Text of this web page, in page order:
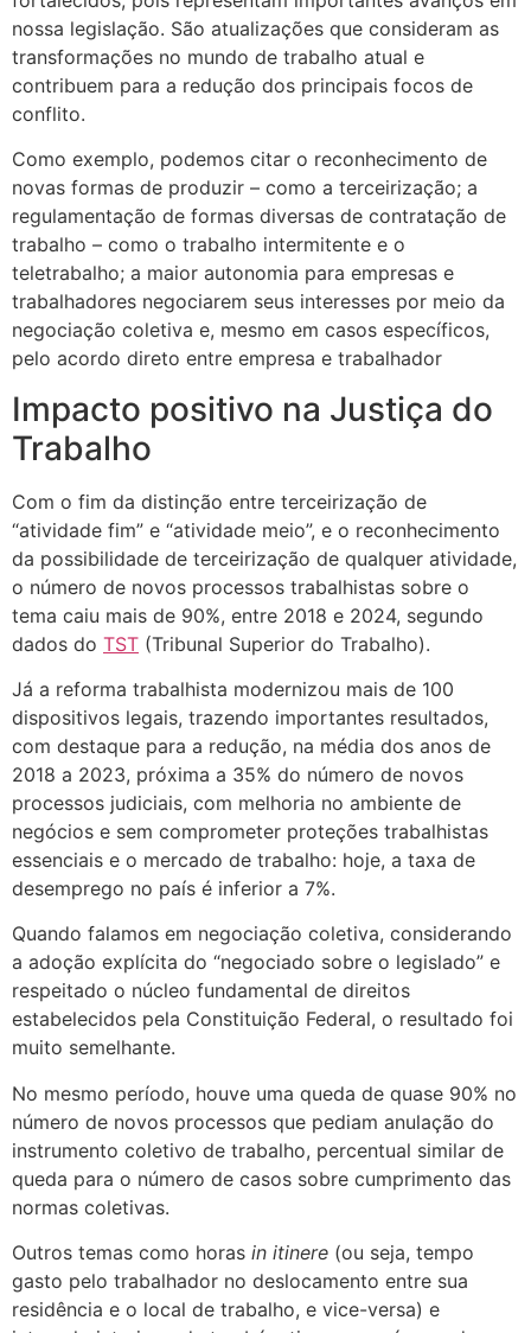
nossa legislação. São atualizações que consideram as
transformações no mundo de trabalho atual e
contribuem para a redução dos principais focos de
conflito.
Como exemplo, podemos citar o reconhecimento de
novas formas de produzir – como a terceirização; a
regulamentação de formas diversas de contratação de
trabalho – como o trabalho intermitente e o
teletrabalho; a maior autonomia para empresas e
trabalhadores negociarem seus interesses por meio da
negociação coletiva e, mesmo em casos específicos,
pelo acordo direto entre empresa e trabalhador
Impacto positivo na Justiça do
Trabalho
Com o fim da distinção entre terceirização de
“atividade fim” e “atividade meio”, e o reconhecimento
da possibilidade de terceirização de qualquer atividade,
o número de novos processos trabalhistas sobre o
tema caiu mais de 90%, entre 2018 e 2024, segundo
dados do TST (Tribunal Superior do Trabalho).
Já a reforma trabalhista modernizou mais de 100
dispositivos legais, trazendo importantes resultados,
com destaque para a redução, na média dos anos de
2018 a 2023, próxima a 35% do número de novos
processos judiciais, com melhoria no ambiente de
negócios e sem comprometer proteções trabalhistas
essenciais e o mercado de trabalho: hoje, a taxa de
desemprego no país é inferior a 7%.
Quando falamos em negociação coletiva, considerando
a adoção explícita do “negociado sobre o legislado” e
respeitado o núcleo fundamental de direitos
estabelecidos pela Constituição Federal, o resultado foi
muito semelhante.
No mesmo período, houve uma queda de quase 90% no
número de novos processos que pediam anulação do
instrumento coletivo de trabalho, percentual similar de
queda para o número de casos sobre cumprimento das
normas coletivas.
Outros temas como horas in itinere (ou seja, tempo
gasto pelo trabalhador no deslocamento entre sua
residência e o local de trabalho, e vice-versa) e